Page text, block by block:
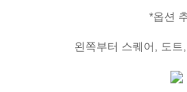
*옵션
왼쪽부터 스퀘어, 도